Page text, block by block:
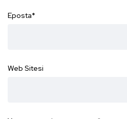
Eposta*
Web Sitesi